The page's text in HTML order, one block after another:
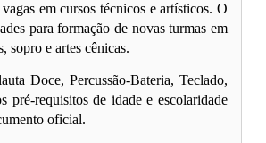
em cursos técnicos e artísticos. O
para formação de novas turmas em
sopro e artes cênicas.
Doce, Percussão-Bateria, Teclado,
pré-requisitos de idade e escolaridade
oficial.